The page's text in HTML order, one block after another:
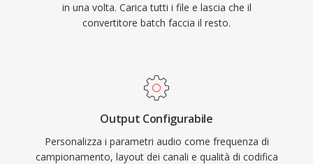
in una volta. Carica tutti i file e lascia che il
convertitore batch faccia il resto.
Output Configurabile
Personalizza i parametri audio come frequenza di
campionamento, layout dei canali e qualità di codifica